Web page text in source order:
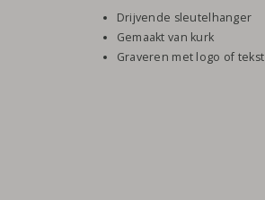
Drijvende sleutelhanger
Gemaakt van kurk
Graveren met logo of tekst